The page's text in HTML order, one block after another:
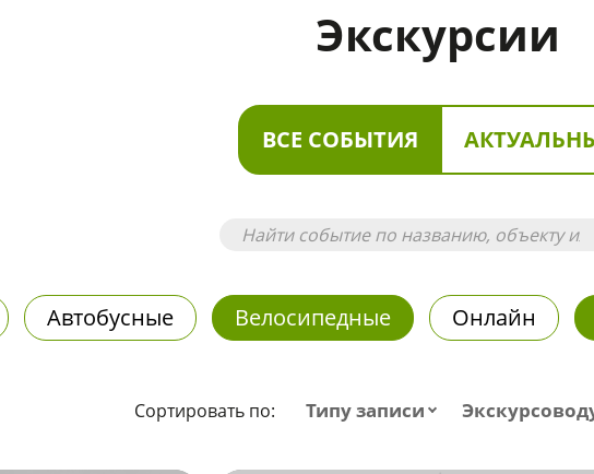
Экскурсии
ВСЕ СОБЫТИЯ
Автобусные Велосипедные Онлайн
Сортировать по: Типу записи